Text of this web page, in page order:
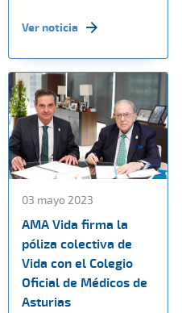
Ver noticia
03 mayo 2023
AMA Vida firma la
póliza colectiva de
Vida con el Colegio
Oficial de Médicos de
Asturias